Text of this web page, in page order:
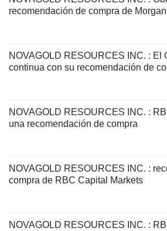
recomendación de compra de
NOVAGOLD RESOURCES INC. : El
continua con su recomendación de
NOVAGOLD RESOURCES INC. :
una recomendación de compra
NOVAGOLD RESOURCES INC. :
compra de RBC Capital Markets
NOVAGOLD RESOURCES INC. :